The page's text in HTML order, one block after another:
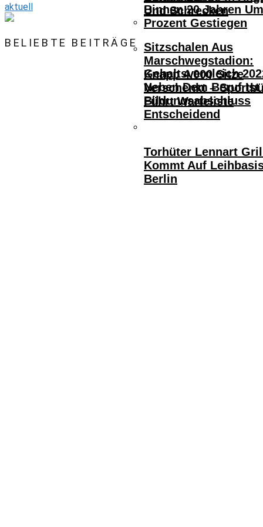
Und Schrecken
Binnen 20 Jahren
Prozent Gestiegen
Gehaltsvergleich
Neben Dem Beruf Ist
Bildungsabschluss
Entscheidend
Sitzschalen Aus
Marschwegstadion:
Knapp 4.000 Sitze
Verschenkt –
Führt Warteliste
Torhüter Lennart
Kommt Auf
Berlin
aktuell
BELIEBTE BEITRÄGE